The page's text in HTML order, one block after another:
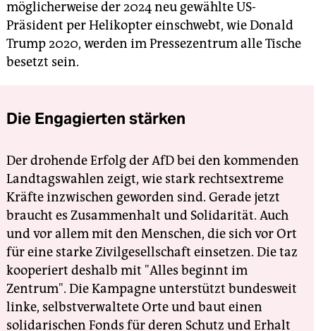
möglicherweise der 2024 neu gewählte US-
Präsident per Helikopter einschwebt, wie Donald
Trump 2020, werden im Pressezentrum alle Tische
besetzt sein.
Die Engagierten stärken
Der drohende Erfolg der AfD bei den kommenden
Landtagswahlen zeigt, wie stark rechtsextreme
Kräfte inzwischen geworden sind. Gerade jetzt
braucht es Zusammenhalt und Solidarität. Auch
und vor allem mit den Menschen, die sich vor Ort
für eine starke Zivilgesellschaft einsetzen. Die taz
kooperiert deshalb mit "Alles beginnt im
Zentrum". Die Kampagne unterstützt bundesweit
linke, selbstverwaltete Orte und baut einen
solidarischen Fonds für deren Schutz und Erhalt